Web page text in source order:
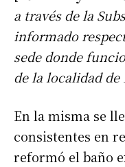
a través de la
informado
sede donde
de la localidad de
En la misma se
consistentes en
reformó el baño